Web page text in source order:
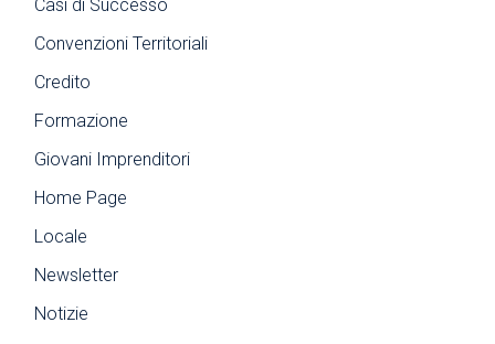
Casi di Successo
Convenzioni Territoriali
Credito
Formazione
Giovani Imprenditori
Home Page
Locale
Newsletter
Notizie